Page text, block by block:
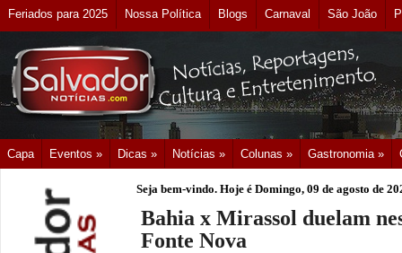
Feriados para 2025 Nossa Política Blogs Carnaval São João
Capa Eventos » Dicas » Notícias » Colunas » Gastronomia »
Seja bem-vindo. Hoje é Domingo, 09 de agosto de
Bahia x Mirassol duelam
Fonte Nova